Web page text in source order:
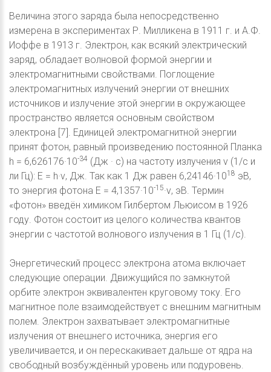
Величина этого заряда была непосредственно
измерена в экспериментах Р. Милликена в 1911 г. и А.Ф.
Иоффе в 1913 г. Электрон, как всякий электрический
заряд, обладает волновой формой энергии и
электромагнитными свойствами. Поглощение
электромагнитных излучений энергии от внешних
источников и излучение этой энергии в окружающее
пространство является основным свойством
электрона [7]. Единицей электромагнитной энергии
принят фотон, равный произведению постоянной Планка
h = 6,626176·10-34 (Дж · с) на частоту излучения ν (1/c и
ли Гц): Е = h·ν, Дж. Так как 1 Дж равен 6,24146·1018 эВ,
то энергия фотона Е = 4,1357·10-15·ν, эВ. Термин
«фотон» введён химиком Гилбертом Льюисом в 1926
году. Фотон состоит из целого количества квантов
энергии с частотой волнового излучения в 1 Гц (1/с).
Энергетический процесс электрона атома включает
следующие операции. Движущийся по замкнутой
орбите электрон эквивалентен круговому току. Его
магнитное поле взаимодействует с внешним магнитным
полем. Электрон захватывает электромагнитные
излучения от внешнего источника, энергия его
увеличивается, и он перескакивает дальше от ядра на
свободный возбуждённый уровень или подуровень.